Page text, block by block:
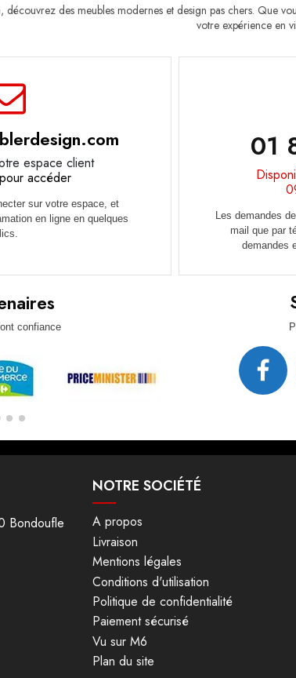
découvrez des meubles modernes et design pas chers. Que
votre expérience en
espace client
accéder
sur votre espace, et
en ligne en quelques
01
Les demandes
mail que par
demandes
confiance
Bondoufle
NOTRE SOCIÉTÉ
A propos
Livraison
Mentions légales
Conditions d'utilisation
Politique de confidentialité
Paiement sécurisé
Vu sur M6
Plan du site